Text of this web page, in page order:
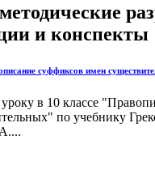
и конспекты
суффиксов имен
в 10 классе
по учебнику